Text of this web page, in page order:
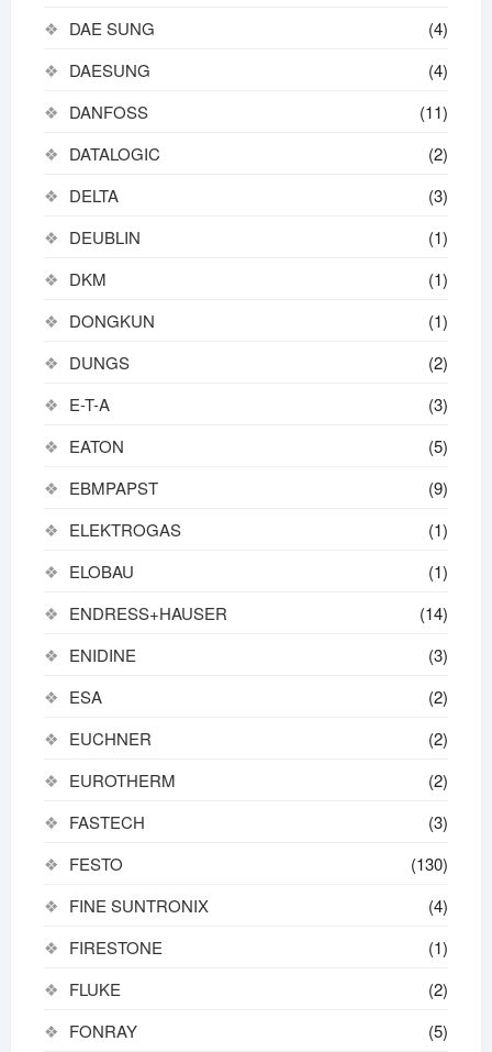
DAE SUNG
(4)
DAESUNG
(4)
DANFOSS
(11)
DATALOGIC
(2)
DELTA
(3)
DEUBLIN
(1)
DKM
(1)
DONGKUN
(1)
DUNGS
(2)
E-T-A
(3)
EATON
(5)
EBMPAPST
(9)
ELEKTROGAS
(1)
ELOBAU
(1)
ENDRESS+HAUSER
(14)
ENIDINE
(3)
ESA
(2)
EUCHNER
(2)
EUROTHERM
(2)
FASTECH
(3)
FESTO
(130)
FINE SUNTRONIX
(4)
FIRESTONE
(1)
FLUKE
(2)
FONRAY
(5)